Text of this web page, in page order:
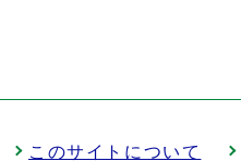
このサイトについて